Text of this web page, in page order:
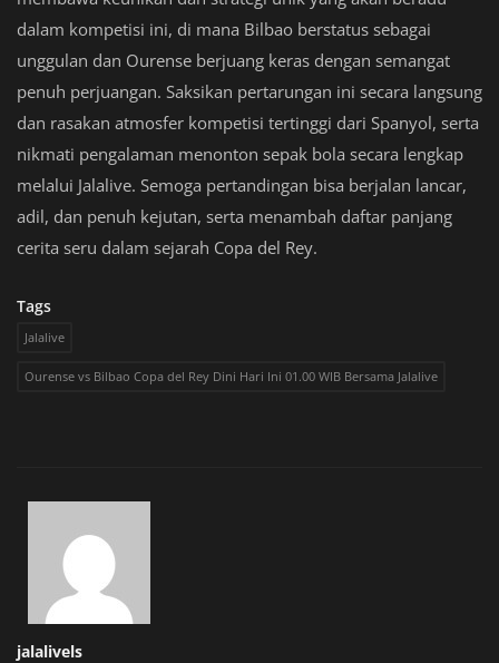
dalam kompetisi ini, di mana Bilbao berstatus sebagai
unggulan dan Ourense berjuang keras dengan semangat
penuh perjuangan. Saksikan pertarungan ini secara langsung
dan rasakan atmosfer kompetisi tertinggi dari Spanyol, serta
nikmati pengalaman menonton sepak bola secara lengkap
melalui Jalalive. Semoga pertandingan bisa berjalan lancar,
adil, dan penuh kejutan, serta menambah daftar panjang
cerita seru dalam sejarah Copa del Rey.
Tags
Jalalive
Ourense vs Bilbao Copa del Rey Dini Hari Ini 01.00 WIB Bersama Jalalive
jalalivels